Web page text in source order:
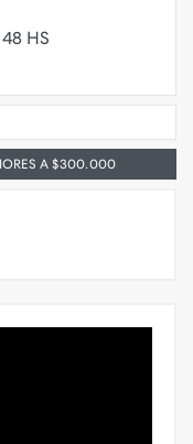
HS
A $300.000